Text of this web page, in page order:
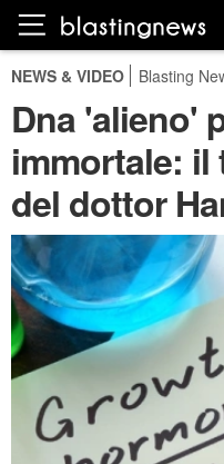
NEWS & VIDEO Blasting
Dna 'alieno'
immortale:
del dottor